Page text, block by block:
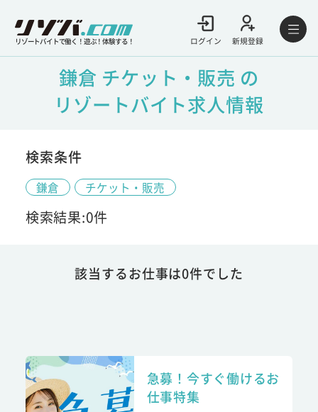
リゾートバイトで働く！遊ぶ！体験する！ ログイン 新規登録
鎌倉 チケット・販売 の
リゾートバイト求人情報
検索条件
鎌倉 チケット・販売
検索結果:0件
該当するお仕事は0件でした
急募！今すぐ働けるお
仕事特集